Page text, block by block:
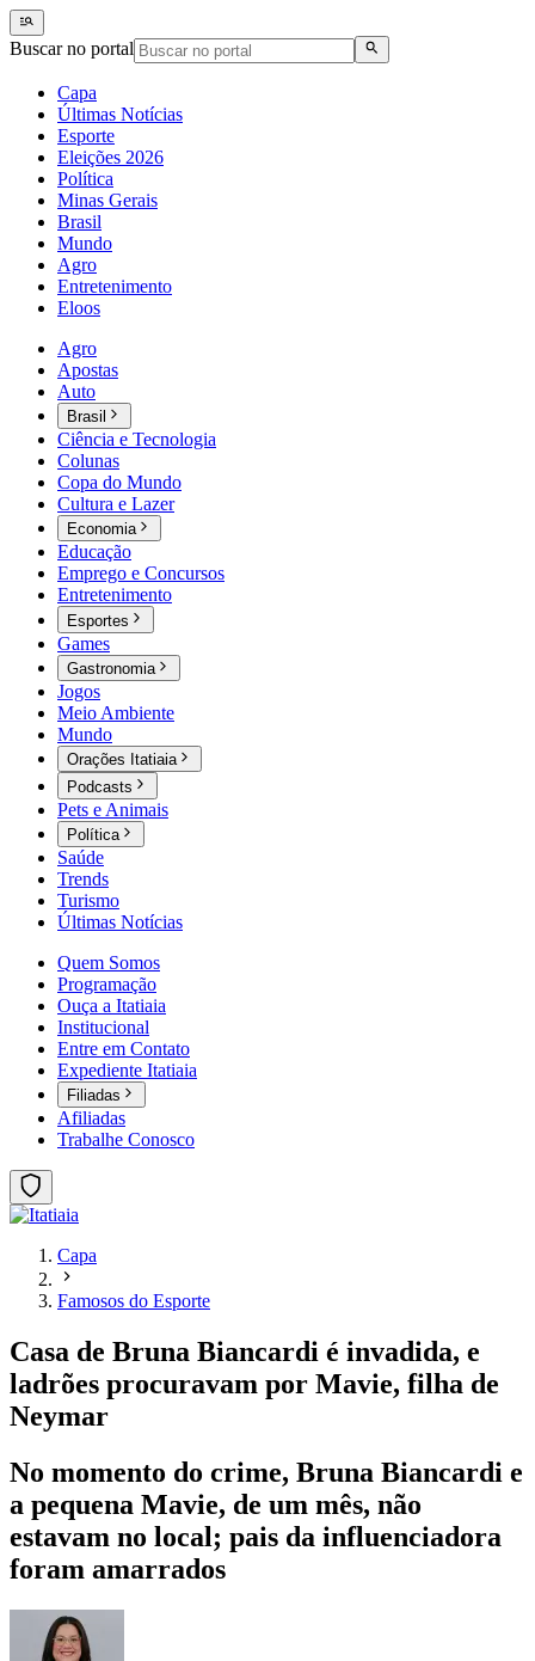
Buscar no portal
Capa
Últimas Notícias
Esporte
Eleições 2026
Política
Minas Gerais
Brasil
Mundo
Agro
Entretenimento
Eloos
Agro
Apostas
Auto
Brasil
Ciência e Tecnologia
Colunas
Copa do Mundo
Cultura e Lazer
Economia
Educação
Emprego e Concursos
Entretenimento
Esportes
Games
Gastronomia
Jogos
Meio Ambiente
Mundo
Orações Itatiaia
Podcasts
Pets e Animais
Política
Saúde
Trends
Turismo
Últimas Notícias
Quem Somos
Programação
Ouça a Itatiaia
Institucional
Entre em Contato
Expediente Itatiaia
Filiadas
Afiliadas
Trabalhe Conosco
Capa
Famosos do Esporte
Casa de Bruna Biancardi é invadida, e
ladrões procuravam por Mavie, filha de
Neymar
No momento do crime, Bruna Biancardi e
a pequena Mavie, de um mês, não
estavam no local; pais da influenciadora
foram amarrados